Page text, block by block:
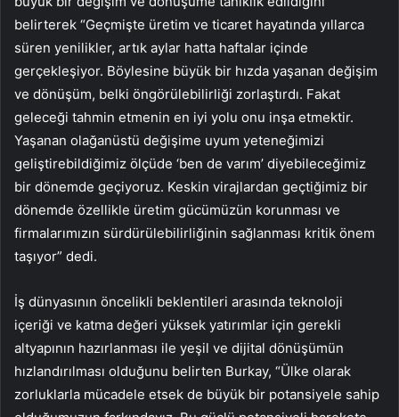
belirterek “Geçmişte üretim ve ticaret hayatında yıllarca
süren yenilikler, artık aylar hatta haftalar içinde
gerçekleşiyor. Böylesine büyük bir hızda yaşanan değişim
ve dönüşüm, belki öngörülebilirliği zorlaştırdı. Fakat
geleceği tahmin etmenin en iyi yolu onu inşa etmektir.
Yaşanan olağanüstü değişime uyum yeteneğimizi
geliştirebildiğimiz ölçüde ‘ben de varım’ diyebileceğimiz
bir dönemde geçiyoruz. Keskin virajlardan geçtiğimiz bir
dönemde özellikle üretim gücümüzün korunması ve
firmalarımızın sürdürülebilirliğinin sağlanması kritik önem
taşıyor” dedi.
İş dünyasının öncelikli beklentileri arasında teknoloji
içeriği ve katma değeri yüksek yatırımlar için gerekli
altyapının hazırlanması ile yeşil ve dijital dönüşümün
hızlandırılması olduğunu belirten Burkay, “Ülke olarak
zorluklarla mücadele etsek de büyük bir potansiyele sahip